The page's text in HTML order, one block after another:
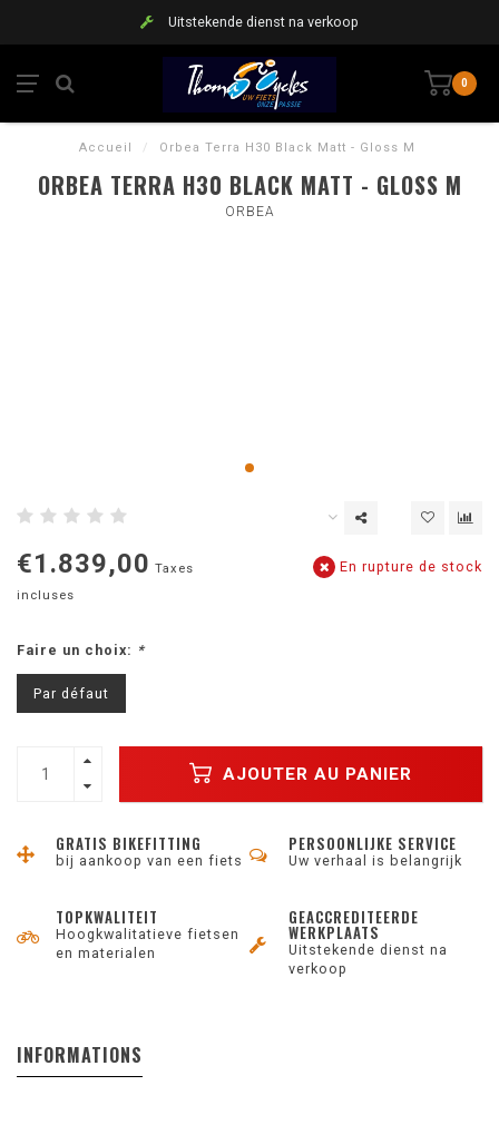
Uitstekende dienst na verkoop
0
Accueil / Orbea Terra H30 Black Matt - Gloss M
ORBEA TERRA H30 BLACK MATT - GLOSS M
ORBEA
€1.839,00 Taxes
incluses
En rupture de stock
Faire un choix: *
Par défaut
AJOUTER AU PANIER
GRATIS BIKEFITTING
bij aankoop van een fiets
PERSOONLIJKE SERVICE
Uw verhaal is belangrijk
TOPKWALITEIT
Hoogkwalitatieve fietsen
en materialen
GEACCREDITEERDE
WERKPLAATS
Uitstekende dienst na
verkoop
INFORMATIONS